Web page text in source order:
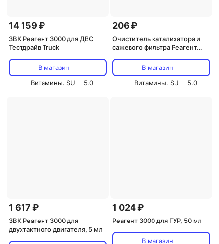
14 159 ₽
ЗВК Реагент 3000 для ДВС
Тестдрайв Truck
В магазин
Витамины. SU
5.0
206 ₽
Очиститель катализатора и
сажевого фильтра Реагент
В магазин
Витамины. SU
5.0
1 617 ₽
ЗВК Реагент 3000 для
двухтактного двигателя, 5 мл
1 024 ₽
Реагент 3000 для ГУР, 50 мл
В магазин